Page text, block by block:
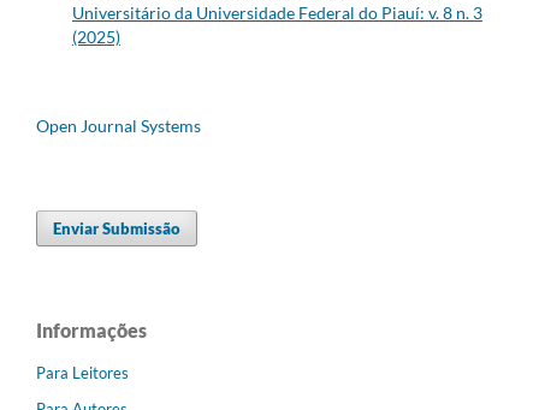
Universitário da Universidade Federal do Piauí: v. 8 n. 3
(2025)
Open Journal Systems
Enviar Submissão
Informações
Para Leitores